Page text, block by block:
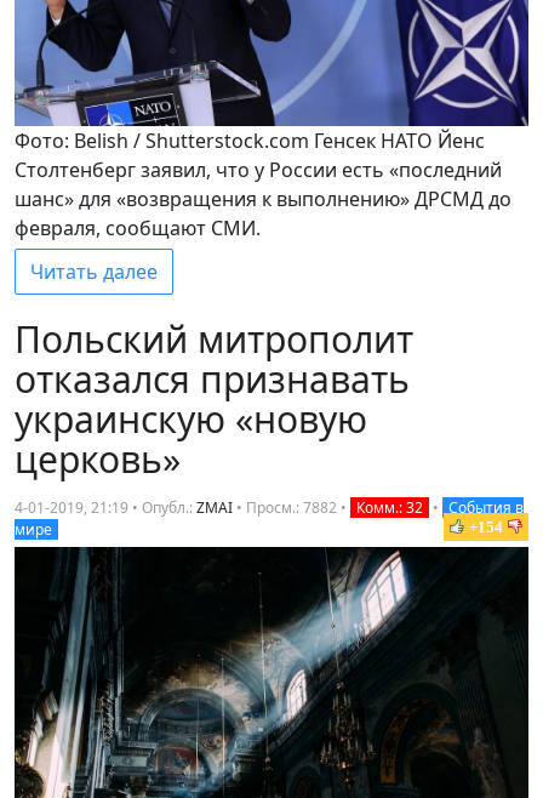
Фото: Belish / Shutterstock.com Генсек НАТО Йенс
Столтенберг заявил, что у России есть «последний
шанс» для «возвращения к выполнению» ДРСМД до
февраля, сообщают СМИ.
Читать далее
Польский митрополит
отказался признавать
украинскую «новую
церковь»
4-01-2019, 21:19 • Опубл.:ZMAI • Просм.: 7882 • Комм.: 32 • События в
мире
+154